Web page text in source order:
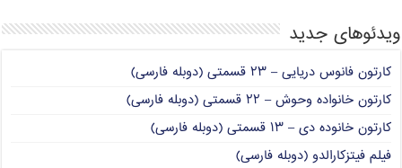
ویدئوهای جدید
کارتون فانوس دریایی – ۲۳ قسمتی (دوبله فارسی)
کارتون خانواده وحوش – ۲۲ قسمتی (دوبله فارسی)
کارتون خانوده دی – ۱۳ قسمتی (دوبله فارسی)
فیلم فیتزکارالدو (دوبله فارسی)